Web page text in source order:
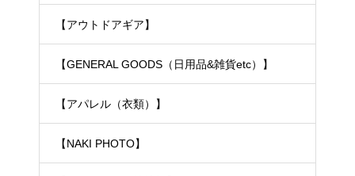
【アウトドアギア】
【GENERAL GOODS（日用品&雑貨etc）】
【アパレル（衣類）】
【NAKI PHOTO】